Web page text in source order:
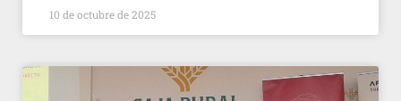
10 de octubre de 2025